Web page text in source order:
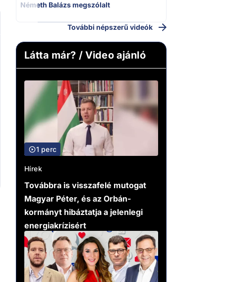
Németh Balázs megszólalt
További népszerű videók
Látta már? / Video ajánló
1 perc
Hírek
Továbbra is visszafelé mutogat
Magyar Péter, és az Orbán-
kormányt hibáztatja a jelenlegi
energiakrízisért